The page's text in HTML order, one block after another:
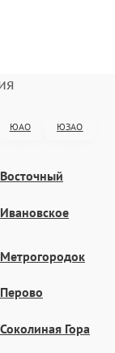
ЮАО ЮЗАО
Восточный
Ивановское
Метрогородок
Перово
Соколиная Гора